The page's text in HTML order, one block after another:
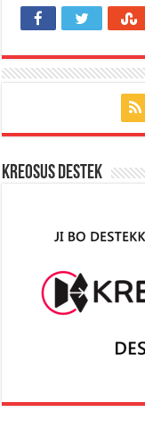
KREOSUS DESTEK